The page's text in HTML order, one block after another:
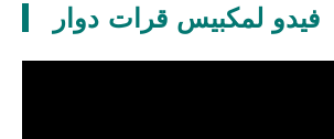
فيدو لمكبيس قرات دوار